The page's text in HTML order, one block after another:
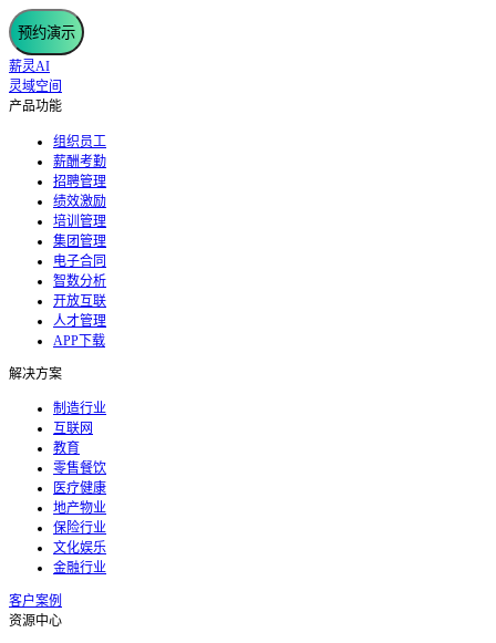
预约演示
薪灵AI
灵域空间
产品功能
组织员工
薪酬考勤
招聘管理
绩效激励
培训管理
集团管理
电子合同
智数分析
开放互联
人才管理
APP下载
解决方案
制造行业
互联网
教育
零售餐饮
医疗健康
地产物业
保险行业
文化娱乐
金融行业
客户案例
资源中心